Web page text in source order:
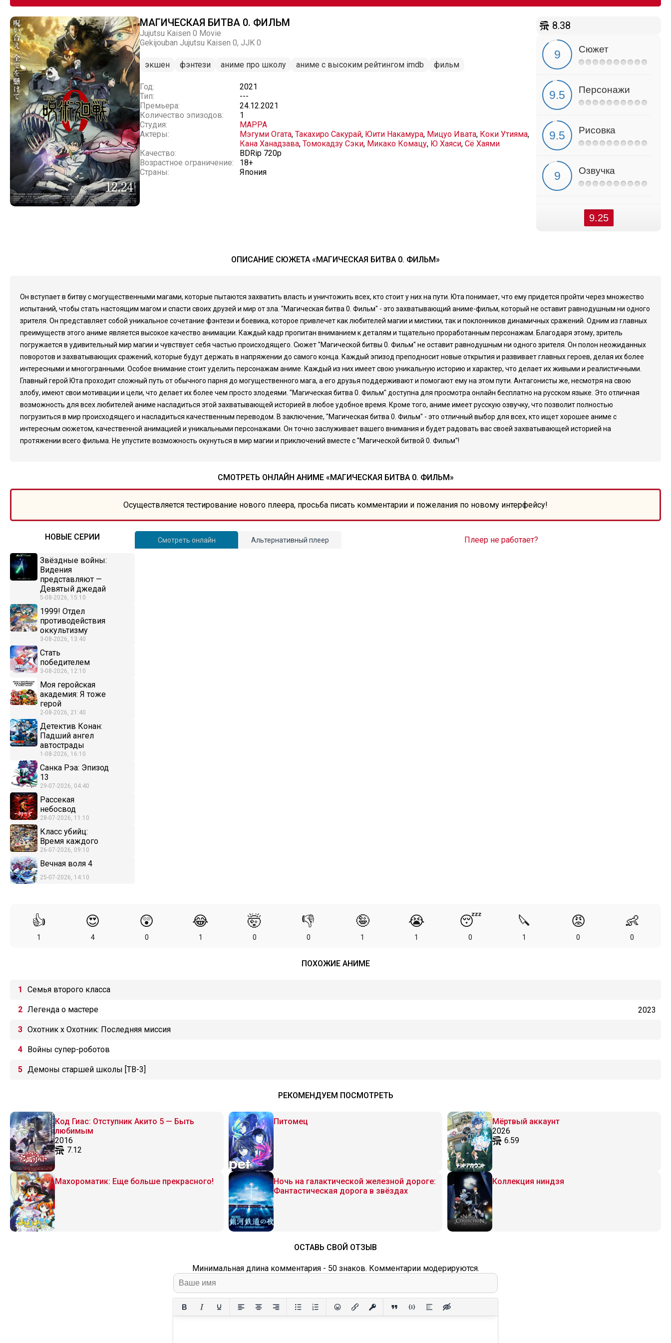
МАГИЧЕСКАЯ БИТВА 0. ФИЛЬМ
Jujutsu Kaisen 0 Movie
Gekijouban Jujutsu Kaisen 0, JJK 0
экшен фэнтези аниме про школу аниме с высоким рейтингом imdb фильм
Год:
2021
Тип:
---
Премьера:
24.12.2021
Количество эпизодов:
1
Студия:
MAPPA
Актеры:
Мэгуми Огата, Такахиро Сакурай, Юити Накамура, Мицуо Ивата, Коки Утияма,
Кана Ханадзава, Томокадзу Сэки, Микако Комацу, Ю Хаяси, Сё Хаями
Качество:
BDRip 720p
Возрастное ограничение:
18+
Страны:
Япония
8.38
Сюжет
Персонажи
Рисовка
Озвучка
9.25
ОПИСАНИЕ СЮЖЕТА «МАГИЧЕСКАЯ БИТВА 0. ФИЛЬМ»
Он вступает в битву с могущественными магами, которые пытаются захватить власть и уничтожить всех, кто стоит у них на пути. Юта понимает, что ему придется пройти через множество
испытаний, чтобы стать настоящим магом и спасти своих друзей и мир от зла. "Магическая битва 0. Фильм" - это захватывающий аниме-фильм, который не оставит равнодушным ни одного
зрителя. Он представляет собой уникальное сочетание фэнтези и боевика, которое привлечет как любителей магии и мистики, так и поклонников динамичных сражений. Одним из главных
преимуществ этого аниме является высокое качество анимации. Каждый кадр пропитан вниманием к деталям и тщательно проработанным персонажам. Благодаря этому, зритель
погружается в удивительный мир магии и чувствует себя частью происходящего. Сюжет "Магической битвы 0. Фильм" не оставит равнодушным ни одного зрителя. Он полон неожиданных
поворотов и захватывающих сражений, которые будут держать в напряжении до самого конца. Каждый эпизод преподносит новые открытия и развивает главных героев, делая их более
интересными и многогранными. Особое внимание стоит уделить персонажам аниме. Каждый из них имеет свою уникальную историю и характер, что делает их живыми и реалистичными.
Главный герой Юта проходит сложный путь от обычного парня до могущественного мага, а его друзья поддерживают и помогают ему на этом пути. Антагонисты же, несмотря на свою
злобу, имеют свои мотивации и цели, что делает их более чем просто злодеями. "Магическая битва 0. Фильм" доступна для просмотра онлайн бесплатно на русском языке. Это отличная
возможность для всех любителей аниме насладиться этой захватывающей историей в любое удобное время. Кроме того, аниме имеет русскую озвучку, что позволит полностью
погрузиться в мир происходящего и насладиться качественным переводом. В заключение, "Магическая битва 0. Фильм" - это отличный выбор для всех, кто ищет хорошее аниме с
интересным сюжетом, качественной анимацией и уникальными персонажами. Он точно заслуживает вашего внимания и будет радовать вас своей захватывающей историей на
протяжении всего фильма. Не упустите возможность окунуться в мир магии и приключений вместе с "Магической битвой 0. Фильм"!
СМОТРЕТЬ ОНЛАЙН АНИМЕ «МАГИЧЕСКАЯ БИТВА 0. ФИЛЬМ»
Осуществляется тестирование нового плеера, просьба писать комментарии и пожелания по новому интерфейсу!
НОВЫЕ СЕРИИ
Звёздные войны:
Видения
представляют —
Девятый джедай
5-08-2026, 15:10
1999! Отдел
противодействия
оккультизму
3-08-2026, 13:40
Стать
победителем
3-08-2026, 12:10
Моя геройская
академия: Я тоже
герой
2-08-2026, 21:40
Детектив Конан:
Падший ангел
автострады
1-08-2026, 16:10
Санка Рэа: Эпизод
13
29-07-2026, 04:40
Рассекая
небосвод
28-07-2026, 11:10
Класс убийц:
Время каждого
26-07-2026, 09:10
Вечная воля 4
25-07-2026, 14:10
Смотреть онлайн Альтернативный плеер Плеер не работает?
👍
1
😍
4
😲
0
😂
1
🤯
0
👎
0
🤪
1
😭
1
😴
0
🔪
1
😡
0
👶
0
ПОХОЖИЕ АНИМЕ
Семья второго класса
Легенда о мастере 2023
Охотник х Охотник: Последняя миссия
Войны супер-роботов
Демоны старшей школы [ТВ-3]
РЕКОМЕНДУЕМ ПОСМОТРЕТЬ
Код Гиас: Отступник Акито 5 — Быть
любимым
2016
7.12
Питомец
Мёртвый аккаунт
2026
6.59
Махороматик: Еще больше прекрасного!
Ночь на галактической железной дороге:
Фантастическая дорога в звёздах
Коллекция ниндзя
ОСТАВЬ СВОЙ ОТЗЫВ
Минимальная длина комментария - 50 знаков. Комментарии модерируются.